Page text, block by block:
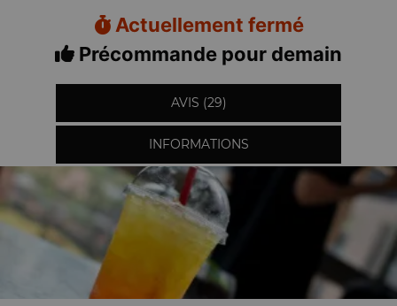
Actuellement fermé
Précommande pour demain
AVIS (29)
INFORMATIONS